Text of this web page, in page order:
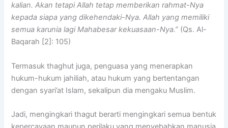
kalian. Akan tetapi Allah tetap memberikan rahmat-Nya
kepada siapa yang dikehendaki-Nya. Allah yang memiliki
semua karunia lagi Mahabesar kekuasaan-Nya.” (Qs. Al-
Baqarah [2]: 105)
Termasuk thaghut juga, penguasa yang menerapkan
hukum-hukum jahiliah, atau hukum yang bertentangan
dengan syari’at Islam, sekalipun dia mengaku Muslim.
Jadi, mengingkari thagut berarti mengingkari semua bentuk